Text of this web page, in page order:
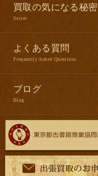
買取の気になる秘密
Secret
よくある質問
Frequently Asked Questions
ブログ
Blog